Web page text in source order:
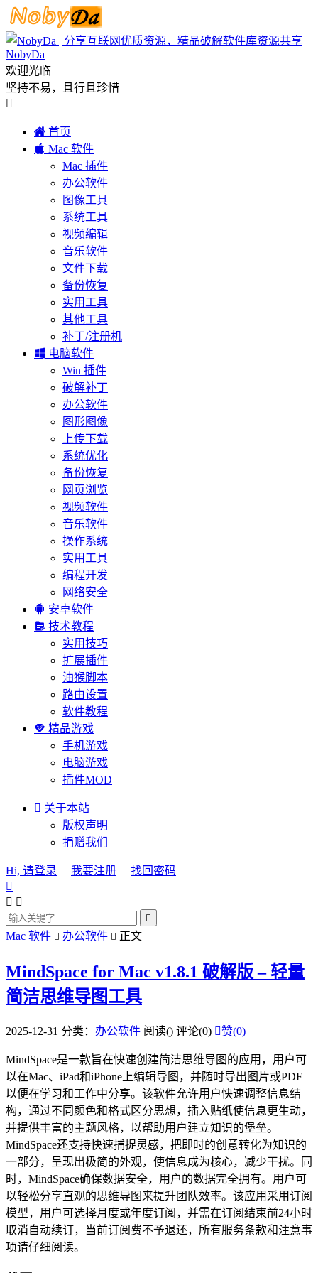
NobyDa
欢迎光临
坚持不易，且行且珍惜

 首页
 Mac 软件
Mac 插件
办公软件
图像工具
系统工具
视频编辑
音乐软件
文件下载
备份恢复
实用工具
其他工具
补丁/注册机
 电脑软件
Win 插件
破解补丁
办公软件
图形图像
上传下载
系统优化
备份恢复
网页浏览
视频软件
音乐软件
操作系统
实用工具
编程开发
网络安全
 安卓软件
 技术教程
实用技巧
扩展插件
油猴脚本
路由设置
软件教程
 精品游戏
手机游戏
电脑游戏
插件MOD
 关于本站
版权声明
捐赠我们
Hi, 请登录 我要注册
找回密码

 

Mac 软件  办公软件  正文
MindSpace for Mac v1.8.1 破解版 – 轻量
简洁思维导图工具
2025-12-31 分类： 办公软件 阅读() 评论(0) 赞(0)
MindSpace是一款旨在快速创建简洁思维导图的应用，用户可
以在Mac、iPad和iPhone上编辑导图，并随时导出图片或PDF
以便在学习和工作中分享。该软件允许用户快速调整信息结
构，通过不同颜色和格式区分思想，插入贴纸使信息更生动，
并提供丰富的主题风格，以帮助用户建立知识的堡垒。
MindSpace还支持快速捕捉灵感，把即时的创意转化为知识的
一部分，呈现出极简的外观，使信息成为核心，减少干扰。同
时，MindSpace确保数据安全，用户的数据完全拥有。用户可
以轻松分享直观的思维导图来提升团队效率。该应用采用订阅
模型，用户可选择月度或年度订阅，并需在订阅结束前24小时
取消自动续订，当前订阅费不予退还，所有服务条款和注意事
项请仔细阅读。